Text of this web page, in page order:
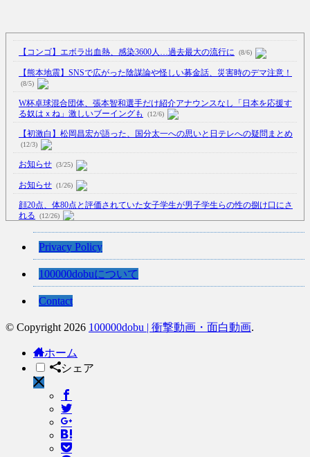
【コンゴ】エボラ出血熱、感染3600人…過去最大の流行に (8/6)
【熊本地震】SNSで広がった陰謀論や怪しい募金話、災害時のデマ注意！
(8/5)
W杯卓球混合団体、張本智和選手だけ紹介アナウンスなし「日本を応援す
る奴はｘね」激しいブーイングも
(12/6)
【初激白】松岡昌宏が語った、国分太一への思いと日テレへの疑問まとめ
(12/3)
お知らせ (3/25)
お知らせ (1/26)
顔20点、体80点と評価されていた女子学生が男子学生らの性の捌け口にさ
れる
(12/26)
【中国】処理水の問題化狙うも不発？ASEAN関連会合で賛同広がらず
(7/13)
【韓国】54.1％「IAEA報告書を信用しない」
Privacy Policy
100000dobuについて
Contact
© Copyright 2026 100000dobu | 衝撃動画・面白動画.
ホーム
シェア